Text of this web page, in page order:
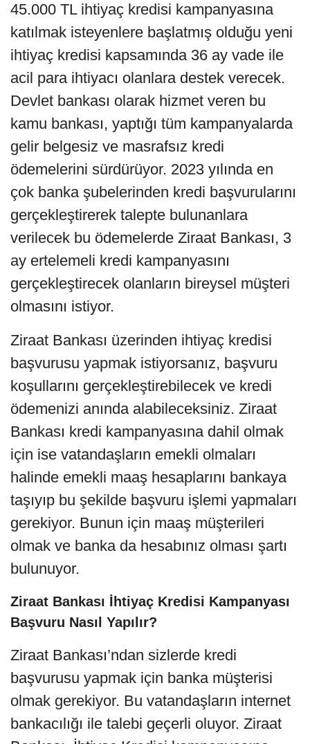
45.000 TL ihtiyaç kredisi kampanyasına
katılmak isteyenlere başlatmış olduğu yeni
ihtiyaç kredisi kapsamında 36 ay vade ile
acil para ihtiyacı olanlara destek verecek.
Devlet bankası olarak hizmet veren bu
kamu bankası, yaptığı tüm kampanyalarda
gelir belgesiz ve masrafsız kredi
ödemelerini sürdürüyor. 2023 yılında en
çok banka şubelerinden kredi başvurularını
gerçekleştirerek talepte bulunanlara
verilecek bu ödemelerde Ziraat Bankası, 3
ay ertelemeli kredi kampanyasını
gerçekleştirecek olanların bireysel müşteri
olmasını istiyor.
Ziraat Bankası üzerinden ihtiyaç kredisi
başvurusu yapmak istiyorsanız, başvuru
koşullarını gerçekleştirebilecek ve kredi
ödemenizi anında alabileceksiniz. Ziraat
Bankası kredi kampanyasına dahil olmak
için ise vatandaşların emekli olmaları
halinde emekli maaş hesaplarını bankaya
taşıyıp bu şekilde başvuru işlemi yapmaları
gerekiyor. Bunun için maaş müşterileri
olmak ve banka da hesabınız olması şartı
bulunuyor.
Ziraat Bankası İhtiyaç Kredisi Kampanyası
Başvuru Nasıl Yapılır?
Ziraat Bankası’ndan sizlerde kredi
başvurusu yapmak için banka müşterisi
olmak gerekiyor. Bu vatandaşların internet
bankacılığı ile talebi geçerli oluyor. Ziraat